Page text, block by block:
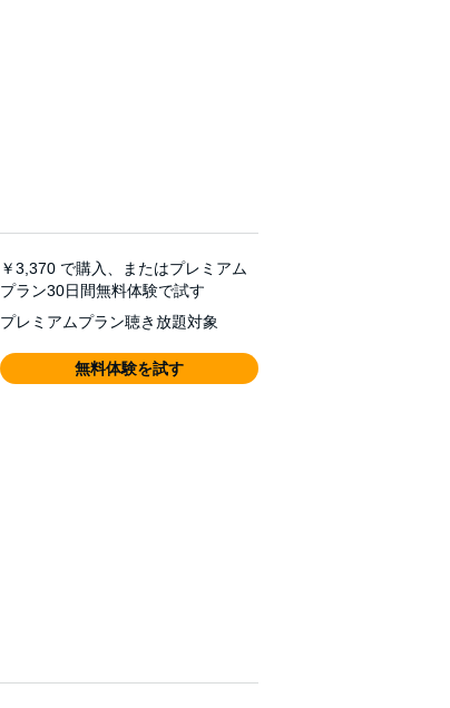
￥3,370 で購入、またはプレミアム
プラン30日間無料体験で試す
プレミアムプラン聴き放題対象
無料体験を試す